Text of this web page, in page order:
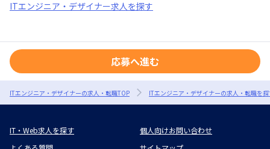
ITエンジニア・デザイナー求人を探す
応募へ進む
ITエンジニア・デザイナーの求人・転職TOP ITエンジニア・デザイナーの求人・転職を
IT・Web求人を探す
個人向けお問い合わせ